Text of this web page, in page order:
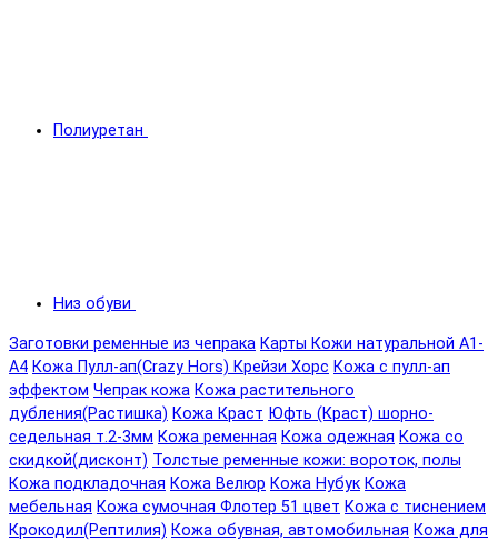
Полиуретан
Низ обуви
Заготовки ременные из чепрака Карты Кожи натуральной А1-
А4 Кожа Пулл-ап(Crazy Hors) Крейзи Хорс Кожа с пулл-ап
эффектом Чепрак кожа Кожа растительного
дубления(Растишка) Кожа Краст Юфть (Краст) шорно-
седельная т.2-3мм Кожа ременная Кожа одежная Кожа со
скидкой(дисконт) Толстые ременные кожи: вороток, полы
Кожа подкладочная Кожа Велюр Кожа Нубук Кожа
мебельная Кожа сумочная Флотер 51 цвет Кожа с тиснением
Крокодил(Рептилия) Кожа обувная, автомобильная Кожа для